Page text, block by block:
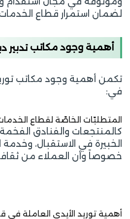
لضمان استمرار قطاع
أهمية وجود مكاتبتدبير
تكمن أهمية وجود مكاتب
في:
المتطلبّات الخاصّة لقطاع
كالمنتجعات والفنادق
الخبيرة في الاستقبال، وخدمة
خصوصاً وأن العملاء من
أهمية توريد الأيدي العاملة في